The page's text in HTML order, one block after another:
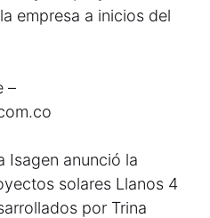
empresa a inicios del
–
Isagen anunció la
solares Llanos 4
por Trina